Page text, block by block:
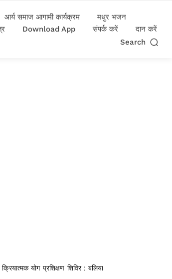
आर्य समाज आगामी कार्यक्रम
मधुर भजन
Download App संपर्क करें
दान करें
Search
योग प्रशिक्षण शिविर : बलिया